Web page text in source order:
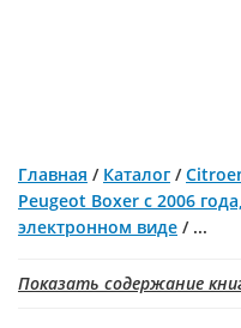
Главная / Каталог /
Peugeot Boxer с 2006
электронном виде / ...
Показать содержание